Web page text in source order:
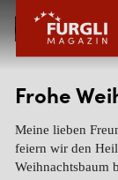
FAMILIENHOTEL
FURGLER
FURGLI
KINDER
SOMMER
Frohe
Frohe
Meine lieben
feiern wir den
Weihnachtsbaum